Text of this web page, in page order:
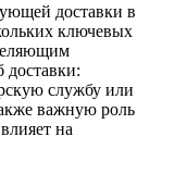
доставки в
ключевых
доставки:
службу или
важную роль
на